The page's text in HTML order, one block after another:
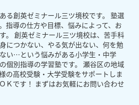
る創英ゼミナール三ツ境校です。 塾選
指導の仕方や目標、悩みによって、お
。 創英ゼミナール三ツ境校は、苦手科
につかない、やる気が出ない、何を勉
い…という悩みがある小学生・中学
個別指導の学習塾です。 瀬谷区の地域
の高校受験・大学受験をサポートしま
Ｋです！ まずはお気軽にお問い合わせ